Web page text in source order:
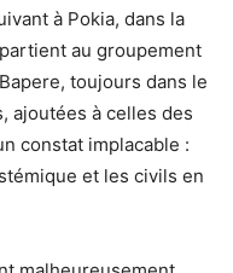
à Pokia, dans la
au groupement
toujours dans le
ajoutées à celles des
constat implacable :
et les civils en